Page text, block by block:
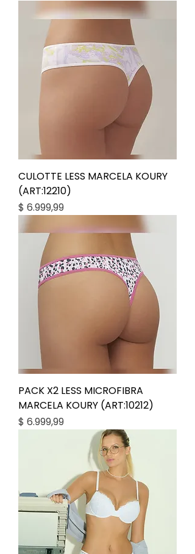
CULOTTE LESS MARCELA KOURY
(ART:12210)
Precio
$ 6.999,99
PACK X2 LESS MICROFIBRA
MARCELA KOURY (ART:10212)
Precio
$ 6.999,99